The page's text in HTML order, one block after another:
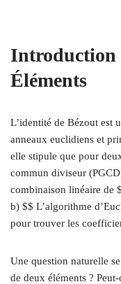
Introduction
Éléments
L’identité de Bézout est
anneaux euclidiens et
elle stipule que pour
commun diviseur
combinaison linéaire de
b) $$ L’algorithme
pour trouver les
Une question naturelle
de deux éléments ?